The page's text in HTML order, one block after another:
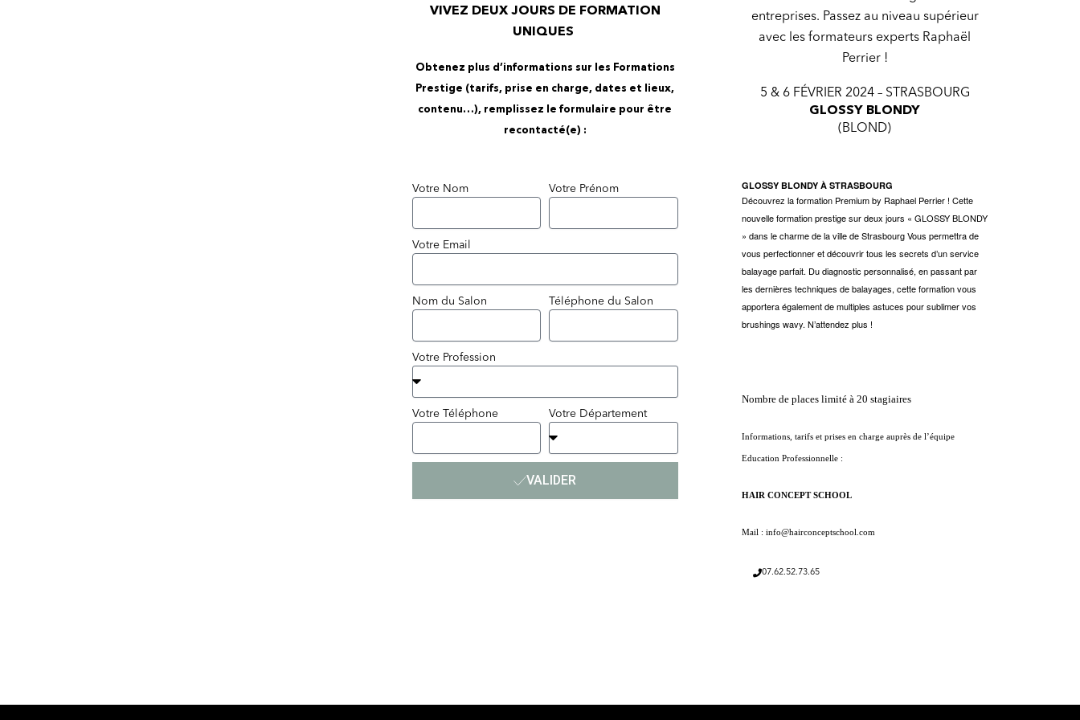
VIVEZ DEUX JOURS DE FORMATION
UNIQUES
Obtenez plus d’informations sur les Formations
Prestige (tarifs, prise en charge, dates et lieux,
contenu…), remplissez le formulaire pour être
recontacté(e) :
Votre Nom Votre Prénom
Votre Email
Nom du Salon Téléphone du Salon
Votre Profession
Votre Téléphone Votre Département
VALIDER
entreprises. Passez au niveau supérieur
avec les formateurs experts Raphaël
Perrier !
5 & 6 FÉVRIER 2024 – STRASBOURG
GLOSSY BLONDY
(BLOND)
GLOSSY BLONDY À STRASBOURG
Découvrez la formation Premium by Raphael Perrier ! Cette
nouvelle formation prestige sur deux jours « GLOSSY BLONDY
» dans le charme de la ville de Strasbourg Vous permettra de
vous perfectionner et découvrir tous les secrets d’un service
balayage parfait. Du diagnostic personnalisé, en passant par
les dernières techniques de balayages, cette formation vous
apportera également de multiples astuces pour sublimer vos
brushings wavy. N’attendez plus !
Nombre de places limité à 20 stagiaires
Informations, tarifs et prises en charge auprès de l’équipe
Education Professionnelle :
HAIR CONCEPT SCHOOL
Mail : info@hairconceptschool.com
07.62.52.73.65